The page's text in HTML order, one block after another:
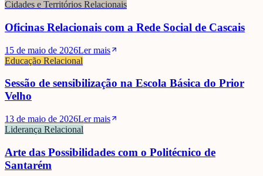
Mário Rui André
Cidades e Territórios Relacionais
Oficinas Relacionais com a Rede Social de Cascais
15 de maio de 2026Ler mais
Educação Relacional
Sessão de sensibilização na Escola Básica do Prior
Velho
13 de maio de 2026Ler mais
Liderança Relacional
Arte das Possibilidades com o Politécnico de
Santarém